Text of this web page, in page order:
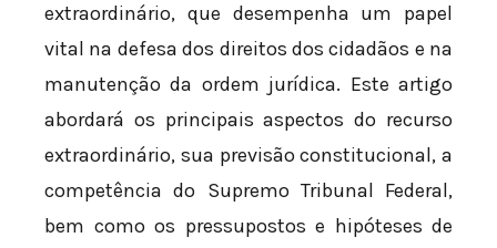
extraordinário, que desempenha um papel
vital na defesa dos direitos dos cidadãos e na
manutenção da ordem jurídica. Este artigo
abordará os principais aspectos do recurso
extraordinário, sua previsão constitucional, a
competência do Supremo Tribunal Federal,
bem como os pressupostos e hipóteses de